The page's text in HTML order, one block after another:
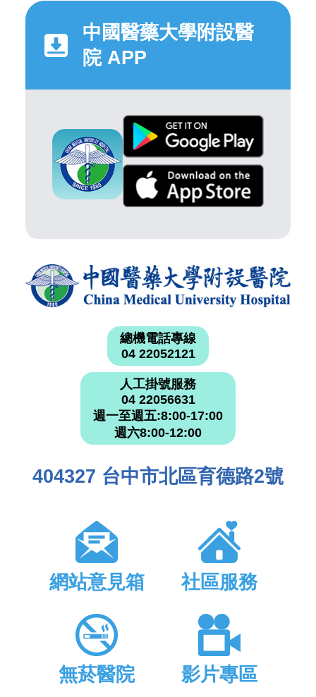
中國醫藥大學附設醫
院 APP
總機電話專線
04 22052121
人工掛號服務
04 22056631
週一至週五:8:00-17:00
週六8:00-12:00
404327 台中市北區育德路2號
網站意見箱 社區服務
無菸醫院 影片專區